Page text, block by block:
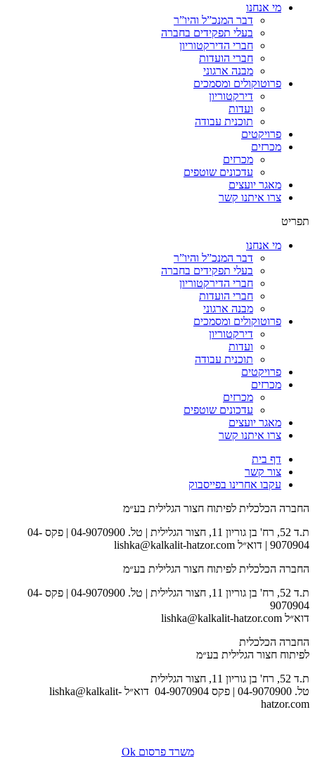
מי אנחנו
דבר המנכ”ל והיו”ר
בעלי תפקידים בחברה
חברי הדירקטוריון
חברי הועדות
מבנה ארגוני
פרוטוקולים ומסמכים
דירקטוריון
ועדות
תוכנית עבודה
פרויקטים
מכרזים
מכרזים
עדכונים שוטפים
מאגר יועצים
צרו איתנו קשר
תפריט
מי אנחנו
דבר המנכ”ל והיו”ר
בעלי תפקידים בחברה
חברי הדירקטוריון
חברי הועדות
מבנה ארגוני
פרוטוקולים ומסמכים
דירקטוריון
ועדות
תוכנית עבודה
פרויקטים
מכרזים
מכרזים
עדכונים שוטפים
מאגר יועצים
צרו איתנו קשר
דף בית
צור קשר
עקבו אחרינו בפייסבוק
החברה הכלכלית לפיתוח חצור הגלילית בע״מ
ת.ד 52, רח' בן גוריון 11, חצור הגלילית | טל. 04-9070900 | פקס 04-
9070904 | דוא״ל lishka@kalkalit-hatzor.com
החברה הכלכלית לפיתוח חצור הגלילית בע״מ
ת.ד 52, רח' בן גוריון 11, חצור הגלילית | טל. 04-9070900 | פקס 04-
9070904
דוא״ל lishka@kalkalit-hatzor.com
החברה הכלכלית
לפיתוח חצור הגלילית בע״מ
ת.ד 52, רח' בן גוריון 11, חצור הגלילית
טל. 04-9070900 | פקס 04-9070904 דוא״ל lishka@kalkalit-
hatzor.com
משרד פרסום Ok